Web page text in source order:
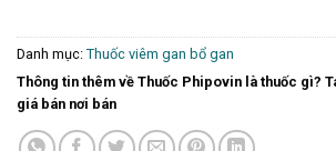
Danh mục: Thuốc viêm gan bổ gan
Thông tin thêm về Thuốc Phipovin là thuốc gì?
giá bán nơi bán